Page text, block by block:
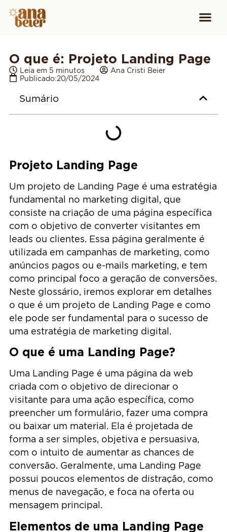
O que é: Projeto Landing Page
Leia em 5 minutos
Ana Cristi Beier
Publicado:20/05/2024
Sumário
Projeto Landing Page
Um projeto de Landing Page é uma estratégia
fundamental no marketing digital, que
consiste na criação de uma página específica
com o objetivo de converter visitantes em
leads ou clientes. Essa página geralmente é
utilizada em campanhas de marketing, como
anúncios pagos ou e-mails marketing, e tem
como principal foco a geração de conversões.
Neste glossário, iremos explorar em detalhes
o que é um projeto de Landing Page e como
ele pode ser fundamental para o sucesso de
uma estratégia de marketing digital.
O que é uma Landing Page?
Uma Landing Page é uma página da web
criada com o objetivo de direcionar o
visitante para uma ação específica, como
preencher um formulário, fazer uma compra
ou baixar um material. Ela é projetada de
forma a ser simples, objetiva e persuasiva,
com o intuito de aumentar as chances de
conversão. Geralmente, uma Landing Page
possui poucos elementos de distração, como
menus de navegação, e foca na oferta ou
mensagem principal.
Elementos de uma Landing Page